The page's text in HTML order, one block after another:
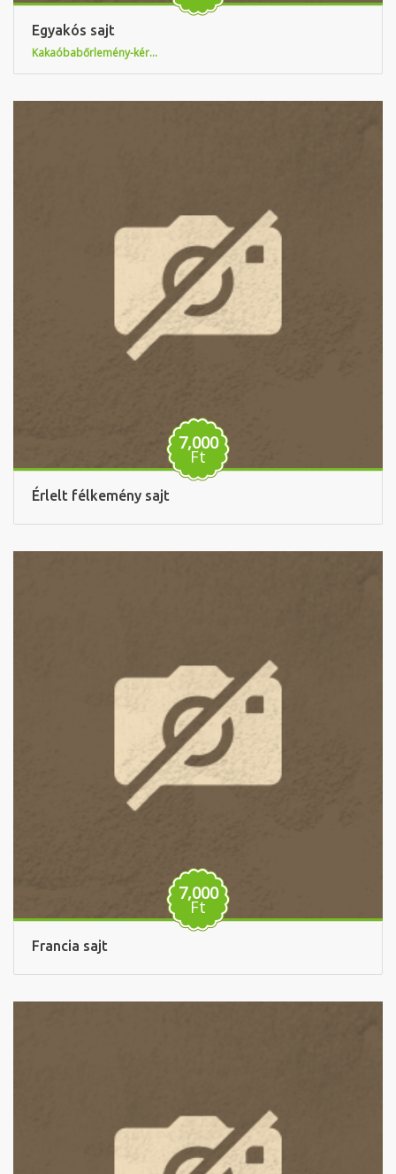
Egyakós sajt
Kakaóbabőrlemény-kér...
7,000
Ft
Érlelt félkemény sajt
7,000
Ft
Francia sajt